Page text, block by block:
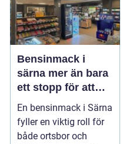
Bensinmack i
särna mer än bara
ett stopp för att
tanka
En bensinmack i Särna
fyller en viktig roll för
både ortsbor och